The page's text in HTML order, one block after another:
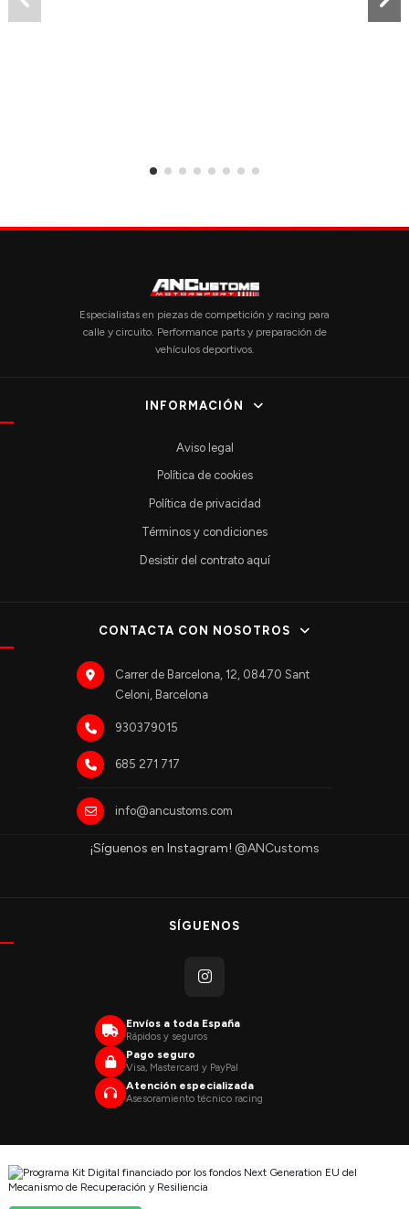
Especialistas en piezas de competición y racing para
calle y circuito. Performance parts y preparación de
vehículos deportivos.
INFORMACIÓN
Aviso legal
Política de cookies
Política de privacidad
Términos y condiciones
Desistir del contrato aquí
CONTACTA CON NOSOTROS
Carrer de Barcelona, 12, 08470 Sant
Celoni, Barcelona
930379015
685 271 717
info@ancustoms.com
¡Síguenos en Instagram! @ANCustoms
SÍGUENOS
Envíos a toda España
Rápidos y seguros
Pago seguro
Visa, Mastercard y PayPal
Atención especializada
Asesoramiento técnico racing